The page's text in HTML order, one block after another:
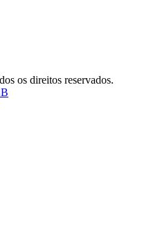
os direitos reservados.